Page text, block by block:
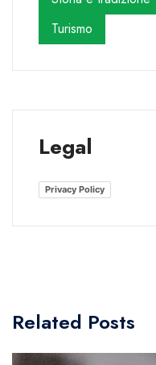
Turismo
Legal
Privacy Policy
Related Posts